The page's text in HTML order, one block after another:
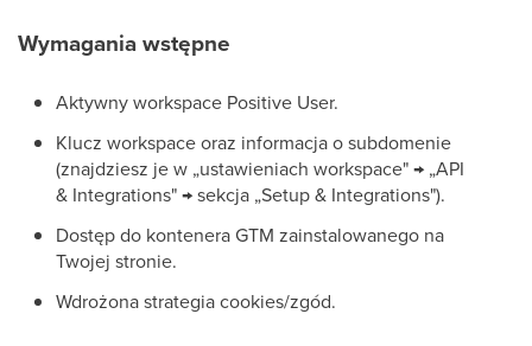
Wymagania wstępne
Aktywny workspace Positive User.
Klucz workspace oraz informacja o subdomenie
(znajdziesz je w „ustawieniach workspace" → „API
& Integrations" → sekcja „Setup & Integrations").
Dostęp do kontenera GTM zainstalowanego na
Twojej stronie.
Wdrożona strategia cookies/zgód.